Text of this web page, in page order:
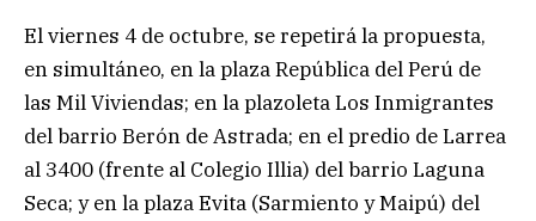
El viernes 4 de octubre, se repetirá la propuesta,
en simultáneo, en la plaza República del Perú de
las Mil Viviendas; en la plazoleta Los Inmigrantes
del barrio Berón de Astrada; en el predio de Larrea
al 3400 (frente al Colegio Illia) del barrio Laguna
Seca; y en la plaza Evita (Sarmiento y Maipú) del